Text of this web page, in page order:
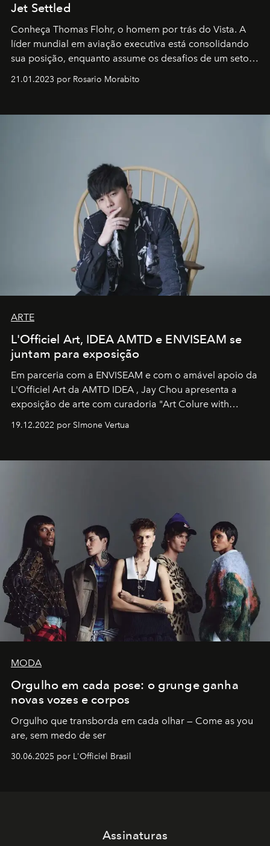
Jet Settled
Conheça Thomas Flohr, o homem por trás do Vista. A
líder mundial em aviação executiva está consolidando
sua posição, enquanto assume os desafios de um setor
em rápida evolução e redefinindo o conceito de luxo
21.01.2023 por Rosario Morabito
ARTE
L'Officiel Art, IDEA AMTD e ENVISEAM se
juntam para exposição
Em parceria com a ENVISEAM e com o amável apoio da
L'Officiel Art da AMTD IDEA , Jay Chou apresenta a
exposição de arte com curadoria "Art Colure with
19.12.2022 por SImone Vertua
MODA
Orgulho em cada pose: o grunge ganha
novas vozes e corpos
Orgulho que transborda em cada olhar — Come as you
are, sem medo de ser
30.06.2025 por L'Officiel Brasil
Assinaturas